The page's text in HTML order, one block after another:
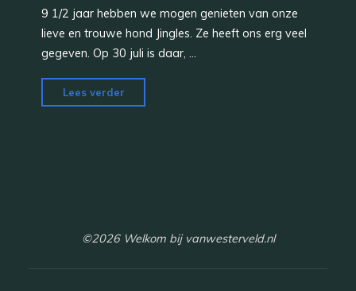
9 1/2 jaar hebben we mogen genieten van onze
lieve en trouwe hond Jingles. Ze heeft ons erg veel
gegeven. Op 30 juli is daar, …
Lees verder
ziens
©2026 Welkom bij vanwesterveld.nl